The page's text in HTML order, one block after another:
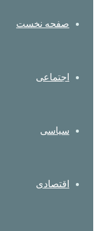
صفحه نخست
اجتماعی
سیاسی
اقتصادی